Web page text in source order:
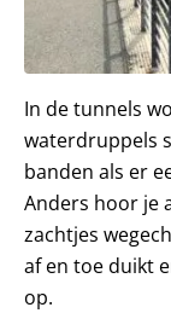
In de tunnels
waterdruppels
banden als er
Anders hoor je
zachtjes
af en toe duikt
op.